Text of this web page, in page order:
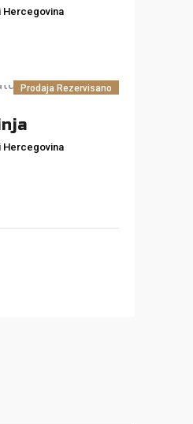
Hercegovina
Prodaja Rezervisano
Hercegovina